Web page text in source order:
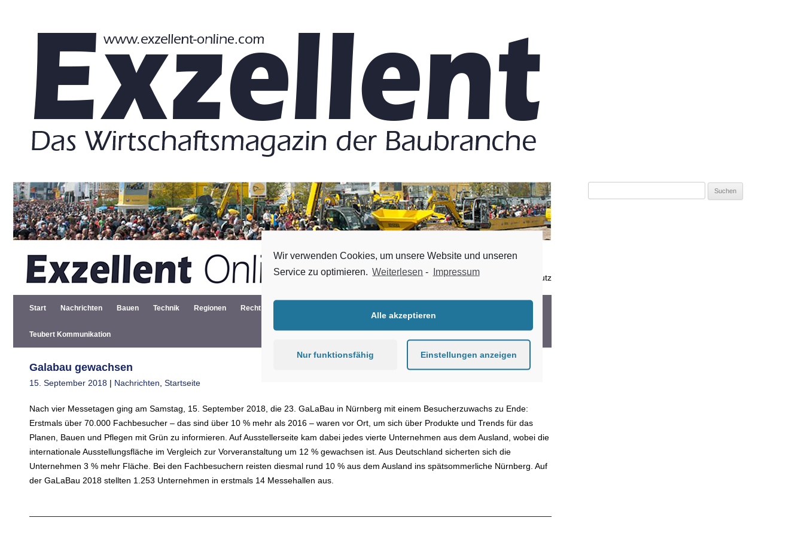
Mediadaten Impressum Datenschutz
Zum Inhalt springen
Start Nachrichten Bauen Technik Regionen Recht
Teubert Kommunikation
Galabau gewachsen
15. September 2018 | Nachrichten Startseite
Nach vier Messetagen ging am Samstag, 15. September 2018, die 23. GaLaBau in Nürnberg mit einem Besucherzuwachs zu Ende:
Erstmals über 70.000 Fachbesucher – das sind über 10 % mehr als 2016 – waren vor Ort, um sich über Produkte und Trends für das
Planen, Bauen und Pflegen mit Grün zu informieren. Auf Ausstellerseite kam dabei jedes vierte Unternehmen aus dem Ausland, wobei die
internationale Ausstellungsfläche im Vergleich zur Vorveranstaltung um 12 % gewachsen ist. Aus Deutschland sicherten sich die
Unternehmen 3 % mehr Fläche. Bei den Fachbesuchern reisten diesmal rund 10 % aus dem Ausland ins spätsommerliche Nürnberg. Auf
der GaLaBau 2018 stellten 1.253 Unternehmen in erstmals 14 Messehallen aus.
Wir verwenden Cookies, um unsere Website und unseren
Service zu optimieren. Weiterlesen - Impressum
Alle akzeptieren
Nur funktionsfähig Einstellungen anzeigen